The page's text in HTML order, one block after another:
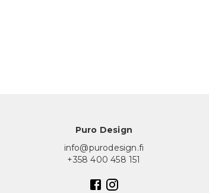
Puro Design
info@purodesign.fi
+358 400 458 151